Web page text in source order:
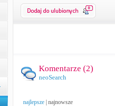
0
Komentarze (2)
neoSearch
najlepsze| najnowsze